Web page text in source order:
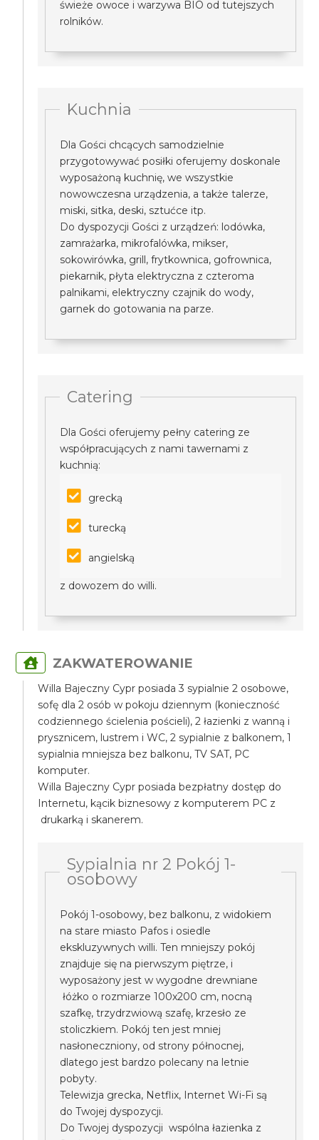
świeże owoce i warzywa BIO od tutejszych
rolników.
Kuchnia
Dla Gości chcących samodzielnie
przygotowywać posiłki oferujemy doskonale
wyposażoną kuchnię, we wszystkie
nowowczesna urządzenia, a także talerze,
miski, sitka, deski, sztućce itp.
Do dyspozycji Gości z urządzeń: lodówka,
zamrażarka, mikrofalówka, mikser,
sokowirówka, grill, frytkownica, gofrownica,
piekarnik, płyta elektryczna z czteroma
palnikami, elektryczny czajnik do wody,
garnek do gotowania na parze.
Catering
Dla Gości oferujemy pełny catering ze
współpracujących z nami tawernami z
kuchnią:
grecką
turecką
angielską
z dowozem do willi.
ZAKWATEROWANIE
Willa Bajeczny Cypr posiada 3 sypialnie 2 osobowe,
sofę dla 2 osób w pokoju dziennym (konieczność
codziennego ścielenia pościeli), 2 łazienki z wanną i
prysznicem, lustrem i WC, 2 sypialnie z balkonem, 1
sypialnia mniejsza bez balkonu, TV SAT, PC
komputer.
Willa Bajeczny Cypr posiada bezpłatny dostęp do
Internetu, kącik biznesowy z komputerem PC z
drukarką i skanerem.
Sypialnia nr 2 Pokój 1-
osobowy
Pokój 1-osobowy, bez balkonu, z widokiem
na stare miasto Pafos i osiedle
ekskluzywnych willi. Ten mniejszy pokój
znajduje się na pierwszym piętrze, i
wyposażony jest w wygodne drewniane
łóżko o rozmiarze 100x200 cm, nocną
szafkę, trzydrzwiową szafę, krzesło ze
stoliczkiem. Pokój ten jest mniej
nasłoneczniony, od strony północnej,
dlatego jest bardzo polecany na letnie
pobyty.
Telewizja grecka, Netflix, Internet Wi-Fi są
do Twojej dyspozycji.
Do Twojej dyspozycji wspólna łazienka z